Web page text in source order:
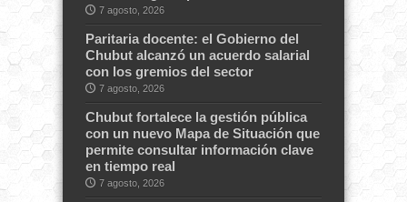
7 agosto, 2026
Paritaria docente: el Gobierno del
Chubut alcanzó un acuerdo salarial
con los gremios del sector
7 agosto, 2026
Chubut fortalece la gestión pública
con un nuevo Mapa de Situación que
permite consultar información clave
en tiempo real
7 agosto, 2026